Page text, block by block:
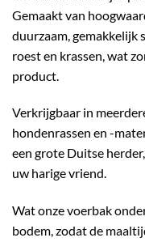
Gemaakt van
duurzaam, gemakkelijk
roest en krassen, wat
product.
Verkrijgbaar in
hondenrassen en -
een grote Duitse
uw harige vriend.
Wat onze voerbak
bodem, zodat de